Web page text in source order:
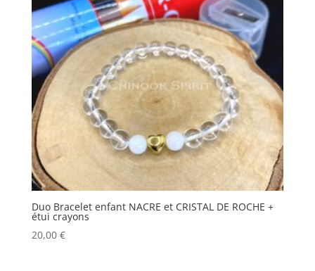
Duo Bracelet enfant NACRE et CRISTAL DE ROCHE +
étui crayons
20,00 €